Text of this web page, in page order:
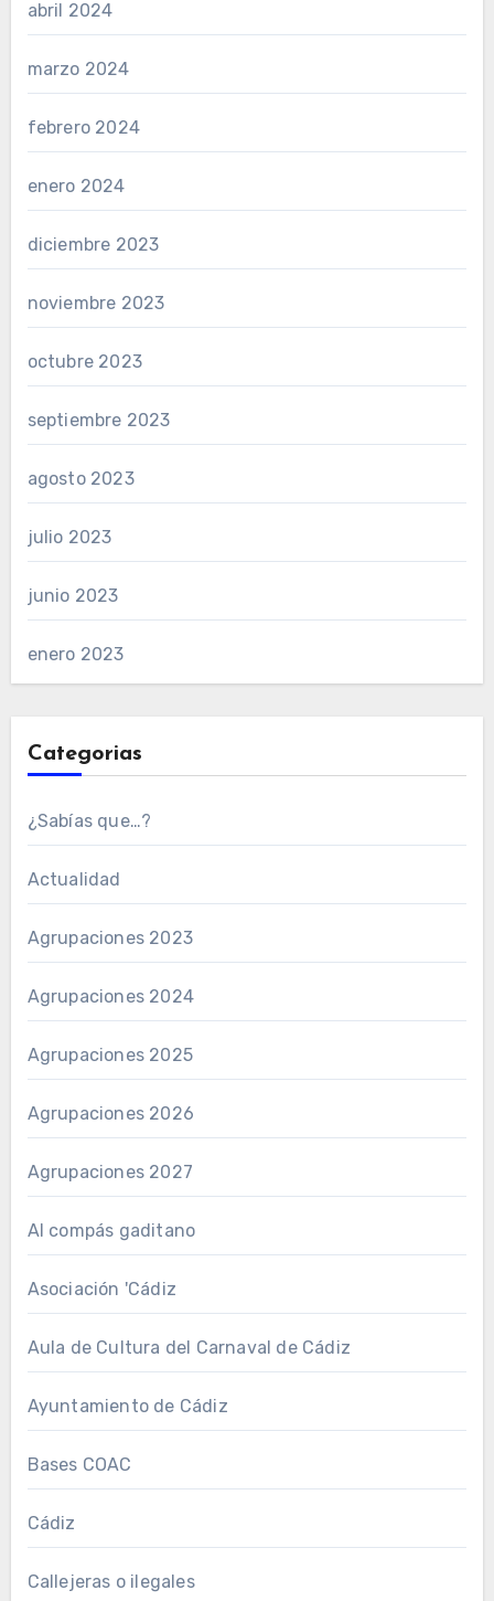
abril 2024
marzo 2024
febrero 2024
enero 2024
diciembre 2023
noviembre 2023
octubre 2023
septiembre 2023
agosto 2023
julio 2023
junio 2023
enero 2023
Categorias
¿Sabías que…?
Actualidad
Agrupaciones 2023
Agrupaciones 2024
Agrupaciones 2025
Agrupaciones 2026
Agrupaciones 2027
Al compás gaditano
Asociación 'Cádiz
Aula de Cultura del Carnaval de Cádiz
Ayuntamiento de Cádiz
Bases COAC
Cádiz
Callejeras o ilegales